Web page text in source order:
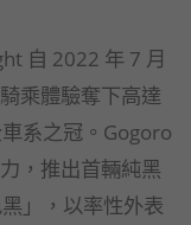
自 2022 年 7 月
乘體驗奪下高達
系之冠。Gogoro
，推出首輛純黑
」，以率性外表